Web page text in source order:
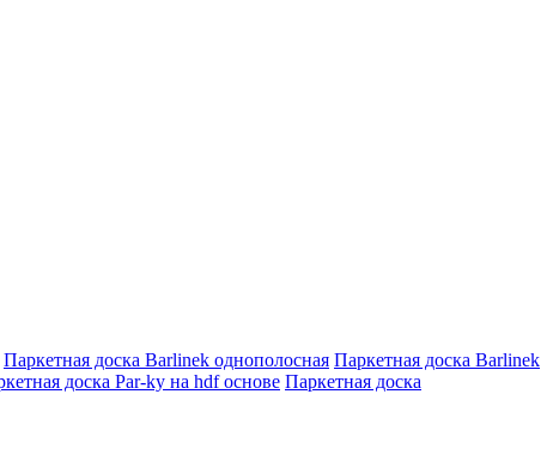
Паркетная доска Barlinek однополосная Паркетная доска Barlinek
доска Par-ky на hdf основе Паркетная доска